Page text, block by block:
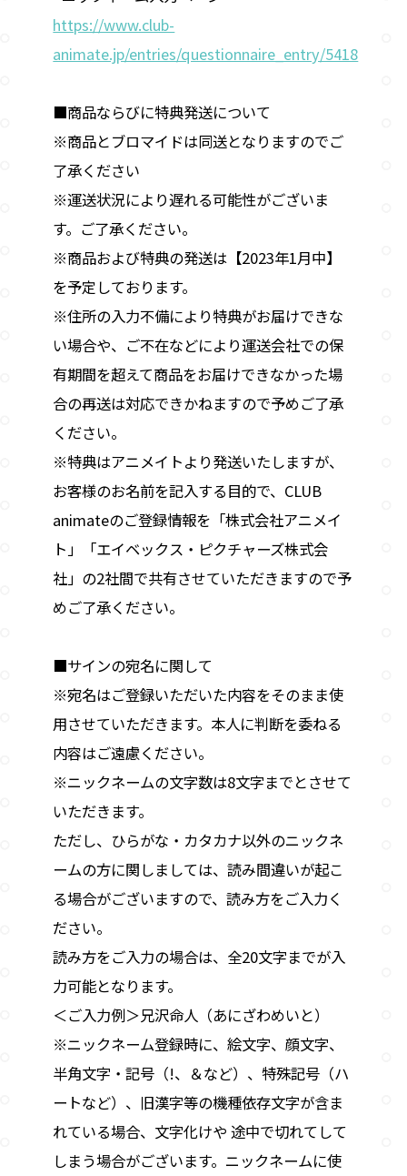
https://www.club-
animate.jp/entries/questionnaire_entry/5418
■商品ならびに特典発送について
※商品とブロマイドは同送となりますのでご
了承ください
※運送状況により遅れる可能性がございま
す。ご了承ください。
※商品および特典の発送は【2023年1月中】
を予定しております。
※住所の入力不備により特典がお届けできな
い場合や、ご不在などにより運送会社での保
有期間を超えて商品をお届けできなかった場
合の再送は対応できかねますので予めご了承
ください。
※特典はアニメイトより発送いたしますが、
お客様のお名前を記入する目的で、CLUB
animateのご登録情報を「株式会社アニメイ
ト」「エイベックス・ピクチャーズ株式会
社」の2社間で共有させていただきますので予
めご了承ください。
■サインの宛名に関して
※宛名はご登録いただいた内容をそのまま使
用させていただきます。本人に判断を委ねる
内容はご遠慮ください。
※ニックネームの文字数は8文字までとさせて
いただきます。
ただし、ひらがな・カタカナ以外のニックネ
ームの方に関しましては、読み間違いが起こ
る場合がございますので、読み方をご入力く
ださい。
読み方をご入力の場合は、全20文字までが入
力可能となります。
＜ご入力例＞兄沢命人（あにざわめいと）
※ニックネーム登録時に、絵文字、顔文字、
半角文字・記号（!、＆など）、特殊記号（ハ
ートなど）、旧漢字等の機種依存文字が含ま
れている場合、文字化けや 途中で切れてして
しまう場合がございます。ニックネームに使